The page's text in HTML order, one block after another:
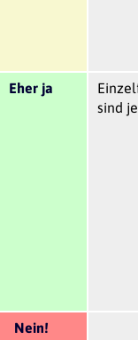
Eher ja
sind
Nein!